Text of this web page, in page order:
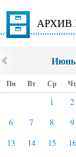
АРХИВ
Июнь
Пн Вт Ср Чт
1 2
6
7 8 9
13
14 15 16